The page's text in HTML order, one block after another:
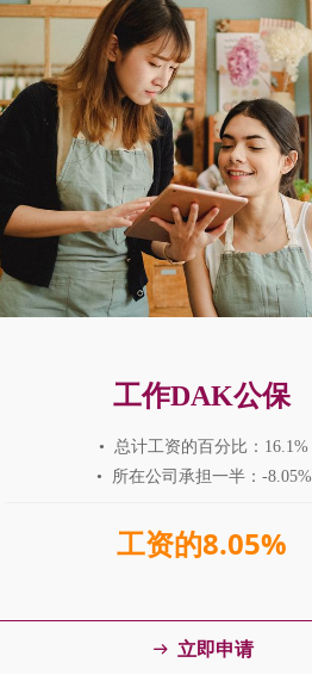
工作DAK公保
• 总计工资的百分比：16.1%
• 所在公司承担一半：-8.05%
工资的8.05%
ꁹ 立即申请